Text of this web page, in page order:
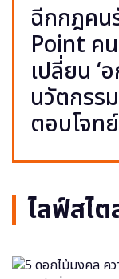
ฉีกกฎคน
Point คน
เปลี่ยน ‘อ
นวัตกรร
ตอบโจท
ไลฟ์สไ